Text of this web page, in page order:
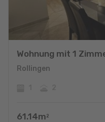
Wohnung mit 1
Rollingen
61.14m 2